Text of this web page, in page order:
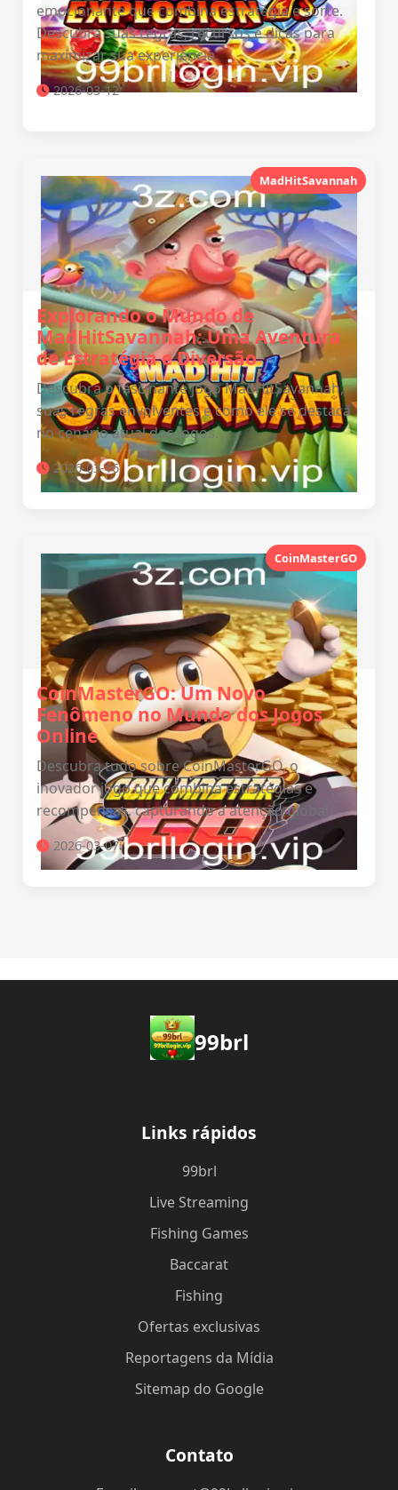
emocionante que combina estratégia e sorte.
Descubra suas regras, recursos e dicas para
maximizar sua experiência.
2026-03-12
MadHitSavannah
Explorando o Mundo de
MadHitSavannah: Uma Aventura
de Estratégia e Diversão
Descubra o fascinante jogo MadHitSavannah,
suas regras envolventes e como ele se destaca
no cenário atual dos jogos.
2026-03-16
CoinMasterGO
CoinMasterGO: Um Novo
Fenômeno no Mundo dos Jogos
Online
Descubra tudo sobre CoinMasterGO, o
inovador jogo que combina estratégias e
recompensas, capturando a atenção global.
2026-03-07
99brl
Links rápidos
99brl
Live Streaming
Fishing Games
Baccarat
Fishing
Ofertas exclusivas
Reportagens da Mídia
Sitemap do Google
Contato